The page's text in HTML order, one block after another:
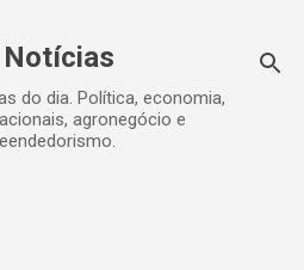
Notícias
do dia. Política, economia,
agronegócio e